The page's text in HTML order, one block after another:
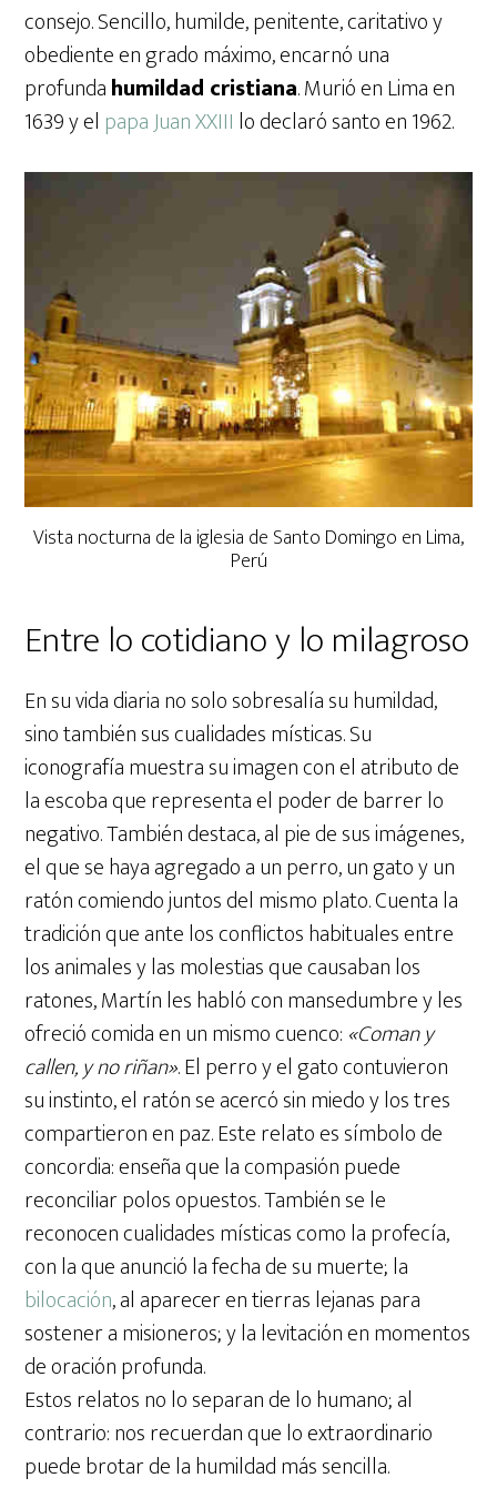
consejo. Sencillo, humilde, penitente, caritativo y
obediente en grado máximo, encarnó una
profundahumildad cristiana. Murió en Lima en
1639 y el papa Juan XXIII lo declaró santo en 1962.
Vista nocturna de la iglesia de Santo Domingo en Lima,
Perú
Entre lo cotidiano y lo milagroso
En su vida diaria no solo sobresalía su humildad,
sino también sus cualidades místicas. Su
iconografía muestra su imagen con el atributo de
la escoba que representa el poder de barrer lo
negativo. También destaca, al pie de sus imágenes,
el que se haya agregado a un perro, un gato y un
ratón comiendo juntos del mismo plato. Cuenta la
tradición que ante los conflictos habituales entre
los animales y las molestias que causaban los
ratones, Martín les habló con mansedumbre y les
ofreció comida en un mismo cuenco: «Coman y
callen, y no riñan». El perro y el gato contuvieron
su instinto, el ratón se acercó sin miedo y los tres
compartieron en paz. Este relato es símbolo de
concordia: enseña que la compasión puede
reconciliar polos opuestos. También se le
reconocen cualidades místicas como la profecía,
con la que anunció la fecha de su muerte; la
bilocación, al aparecer en tierras lejanas para
sostener a misioneros; y la levitación en momentos
de oración profunda.
Estos relatos no lo separan de lo humano; al
contrario: nos recuerdan que lo extraordinario
puede brotar de la humildad más sencilla.